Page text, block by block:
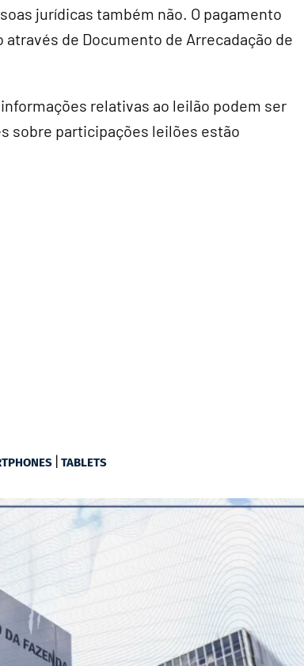
jurídicas também não. O pagamento
de Documento de Arrecadação de
relativas ao leilão podem ser
sobre participações leilões estão
| TABLETS